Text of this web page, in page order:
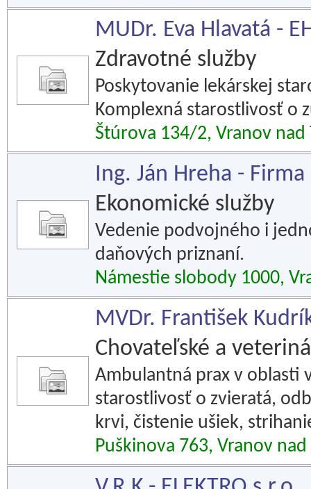
MUDr. Eva Hlavatá -
Zdravotné služby
Poskytovanie lekárskej
Komplexná starostlivosť o
Štúrova 134/2, Vranov nad
Ing. Ján Hreha - Firma
Ekonomické služby
Vedenie podvojného i
daňových priznaní.
Námestie slobody 1000,
MVDr. František
Chovateľské a
Ambulantná prax v oblasti
starostlivosť o zvieratá,
krvi, čistenie ušiek,
Puškinova 763, Vranov